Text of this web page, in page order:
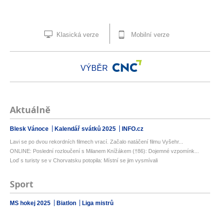
Klasická verze Mobilní verze
VÝBĚR
Aktuálně
Blesk Vánoce Kalendář svátků 2025 INFO.cz
Lavi se po dvou rekordních filmech vrací. Začalo natáčení filmu Vyšehr...
ONLINE: Poslední rozloučení s Milanem Knížákem (†86): Dojemné vzpomínk...
Loď s turisty se v Chorvatsku potopila: Místní se jim vysmívali
Sport
MS hokej 2025 Biatlon Liga mistrů